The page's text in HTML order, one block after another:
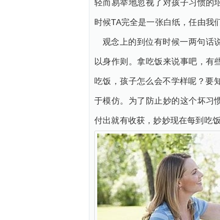
轻而易举地忽视了对孩子习惯的
时候TA完全是一张白纸，任由我
观念上的到位有时候一两句话
以身作则。拿吃饭来说事吧，有
吃饭，孩子怎么会不学样呢？要
于模仿。为了防止妙的这个坏习
付出就有收获，妙妙现在每到吃